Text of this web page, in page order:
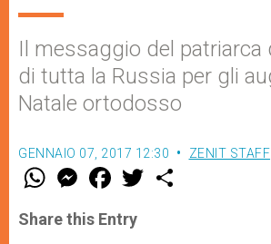
Il messaggio del patriarca
di tutta la Russia per gli
Natale ortodosso
GENNAIO 07, 2017 12:30 ZENIT STAFF
W
t
s
M
e
s
e
F
a
e
b
w
Share this Entry